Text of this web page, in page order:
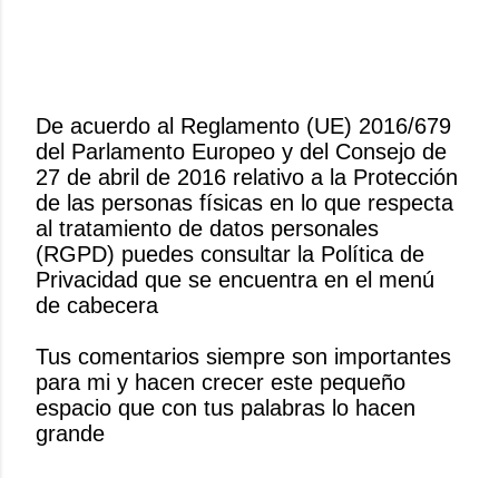
P
u
b
l
i
c
a
u
n
c
o
De acuerdo al Reglamento (UE) 2016/679
del Parlamento Europeo y del Consejo de
27 de abril de 2016 relativo a la Protección
de las personas físicas en lo que respecta
al tratamiento de datos personales
(RGPD) puedes consultar la Política de
Privacidad que se encuentra en el menú
de cabecera
Tus comentarios siempre son importantes
para mi y hacen crecer este pequeño
espacio que con tus palabras lo hacen
grande